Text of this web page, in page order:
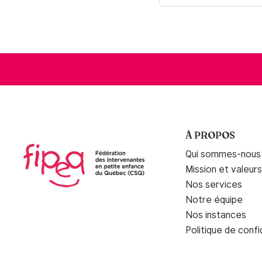
À PROPOS
Qui sommes-
Mission et valeurs
Nos services
Notre équipe
Nos instances
Politique de